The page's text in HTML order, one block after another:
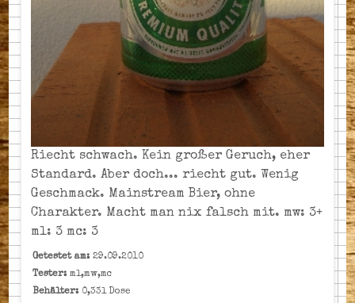
Riecht schwach. Kein großer Geruch, eher
Standard. Aber doch... riecht gut. Wenig
Geschmack. Mainstream Bier, ohne
Charakter. Macht man nix falsch mit. mw: 3+
ml: 3 mc: 3
Getestet am: 29.09.2010
Tester: ml,mw,mc
Behälter: 0,33l Dose